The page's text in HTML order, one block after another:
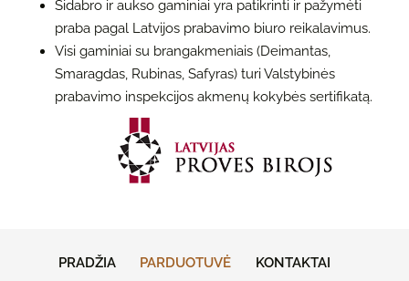
Sidabro ir aukso gaminiai yra patikrinti ir pažymėti
praba pagal Latvijos prabavimo biuro reikalavimus.
Visi gaminiai su brangakmeniais (Deimantas,
Smaragdas, Rubinas, Safyras) turi Valstybinės
prabavimo inspekcijos akmenų kokybės sertifikatą.
PRADŽIA PARDUOTUVĖ KONTAKTAI